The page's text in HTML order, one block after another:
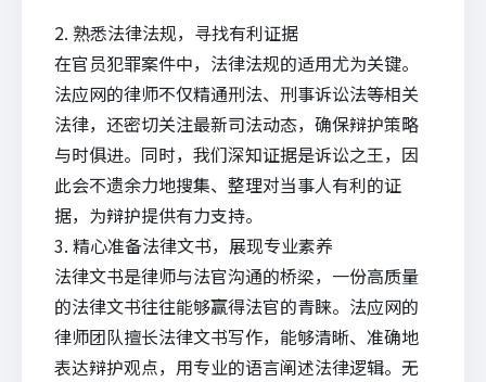
2. 熟悉法律法规，寻找有利证据
在官员犯罪案件中，法律法规的适用尤为关键。
法应网的律师不仅精通刑法、刑事诉讼法等相关
法律，还密切关注最新司法动态，确保辩护策略
与时俱进。同时，我们深知证据是诉讼之王，因
此会不遗余力地搜集、整理对当事人有利的证
据，为辩护提供有力支持。
3. 精心准备法律文书，展现专业素养
法律文书是律师与法官沟通的桥梁，一份高质量
的法律文书往往能够赢得法官的青睐。法应网的
律师团队擅长法律文书写作，能够清晰、准确地
表达辩护观点，用专业的语言阐述法律逻辑。无